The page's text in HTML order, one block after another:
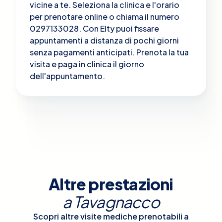
vicine a te. Seleziona la clinica e l'orario
per prenotare online o chiama il numero
0297133028. Con Elty puoi fissare
appuntamenti a distanza di pochi giorni
senza pagamenti anticipati. Prenota la tua
visita e paga in clinica il giorno
dell'appuntamento.
Altre prestazioni
a Tavagnacco
Scopri altre visite mediche prenotabili a